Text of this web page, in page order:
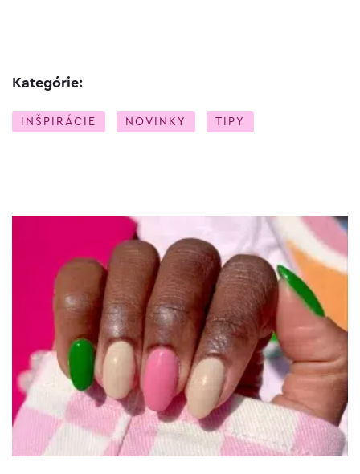
Kategórie:
INŠPIRÁCIE NOVINKY TIPY